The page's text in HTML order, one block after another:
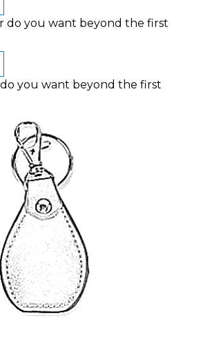
do you want beyond the first
you want beyond the first